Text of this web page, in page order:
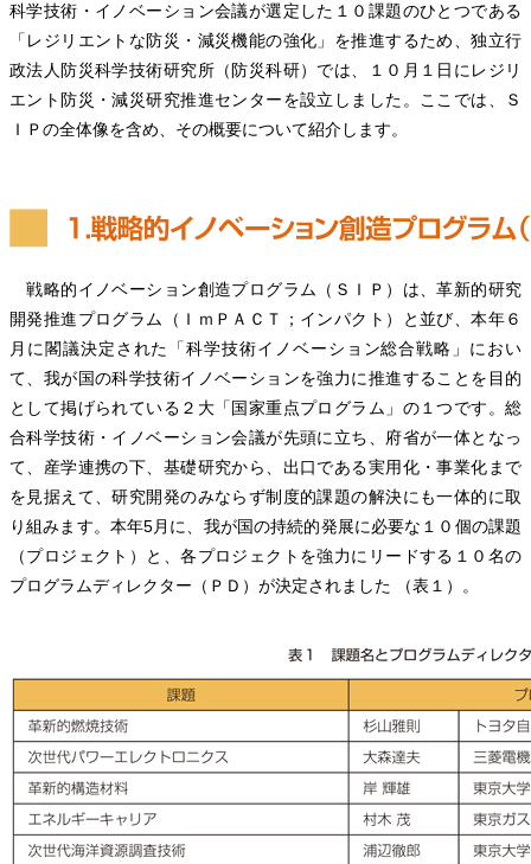
科学技術・イノベーション会議が選定した１０課題のひとつである
「レジリエントな防災・減災機能の強化」を推進するため、独立行
政法人防災科学技術研究所（防災科研）では、１０月１日にレジリ
エント防災・減災研究推進センターを設立しました。ここでは、Ｓ
ＩＰの全体像を含め、その概要について紹介します。
戦略的イノベーション創造プログラム（ＳＩＰ）は、革新的研究
開発推進プログラム（ＩｍＰＡＣＴ；インパクト）と並び、本年６
月に閣議決定された「科学技術イノベーション総合戦略」におい
て、我が国の科学技術イノベーションを強力に推進することを目的
として掲げられている２大「国家重点プログラム」の１つです。総
合科学技術・イノベーション会議が先頭に立ち、府省が一体となっ
て、産学連携の下、基礎研究から、出口である実用化・事業化まで
を見据えて、研究開発のみならず制度的課題の解決にも一体的に取
り組みます。本年5月に、我が国の持続的発展に必要な１０個の課題
（プロジェクト）と、各プロジェクトを強力にリードする１０名の
プログラムディレクター（ＰＤ）が決定されました （表１）。